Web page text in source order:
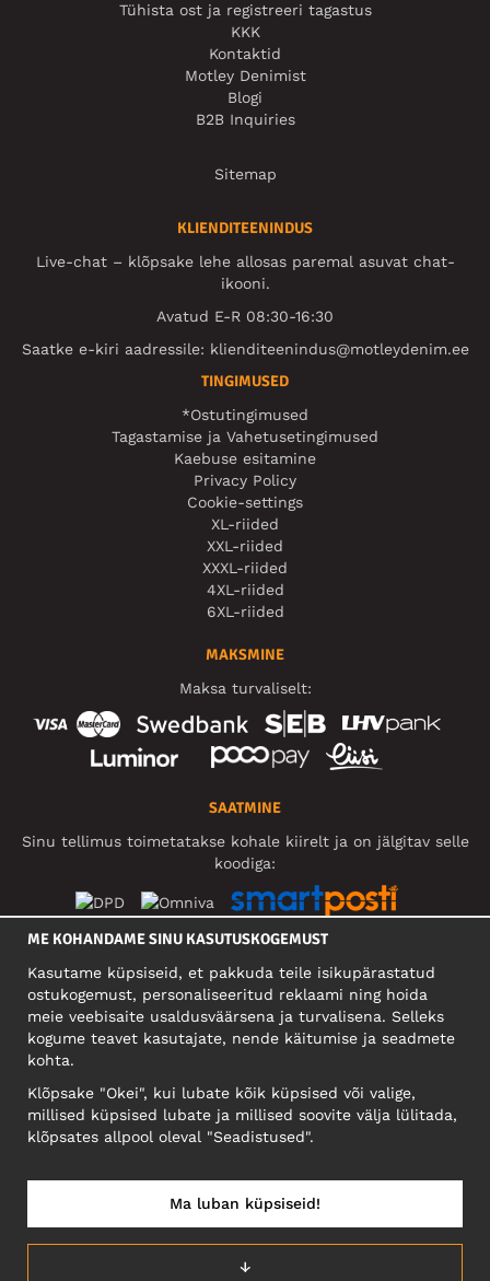
Tühista ost ja registreeri tagastus
KKK
Kontaktid
Motley Denimist
Blogi
B2B Inquiries
Sitemap
KLIENDITEENINDUS
Live-chat – klõpsake lehe allosas paremal asuvat chat-
ikooni.
Avatud E-R 08:30-16:30
Saatke e-kiri aadressile: klienditeenindus@motleydenim.ee
TINGIMUSED
*Ostutingimused
Tagastamise ja Vahetusetingimused
Kaebuse esitamine
Privacy Policy
Cookie-settings
XL-riided
XXL-riided
XXXL-riided
4XL-riided
6XL-riided
MAKSMINE
Maksa turvaliselt:
SAATMINE
Sinu tellimus toimetatakse kohale kiirelt ja on jälgitav selle
koodiga:
FIRMA
Mäeküla tn 9, EE-13525 Tallinn
Reg: 17449603, KMKR: EE102960721
EESTI/EESTI KEEL
ME KOHANDAME SINU KASUTUSKOGEMUST
Kasutame küpsiseid, et pakkuda teile isikupärastatud
ostukogemust, personaliseeritud reklaami ning hoida
meie veebisaite usaldusväärsena ja turvalisena. Selleks
kogume teavet kasutajate, nende käitumise ja seadmete
kohta.
Klõpsake "Okei", kui lubate kõik küpsised või valige,
millised küpsised lubate ja millised soovite välja lülitada,
klõpsates allpool oleval "Seadistused".
↓
Ma luban küpsiseid!